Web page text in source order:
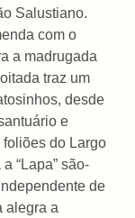
Salustiano.
com o
a madrugada
traz um
desde
e
foliões do Largo
“Lapa” são-
de
alegra a